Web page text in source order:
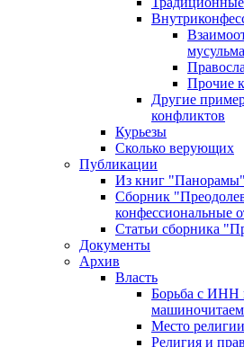
Прочие
Другие
конфликтов
Курьезы
Сколько верующих
Публикации
Из книг "Панорамы"
Сборник
конфессиональные
Статьи сборника
Документы
Архив
Власть
Борьба с ИНН
Место
Религия и